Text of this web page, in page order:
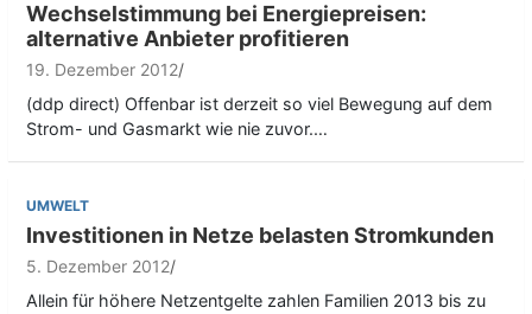
Wechselstimmung bei Energiepreisen:
alternative Anbieter profitieren
19. Dezember 2012
(ddp direct) Offenbar ist derzeit so viel Bewegung auf dem
Strom- und Gasmarkt wie nie zuvor.…
UMWELT
Investitionen in Netze belasten Stromkunden
5. Dezember 2012
Allein für höhere Netzentgelte zahlen Familien 2013 bis zu